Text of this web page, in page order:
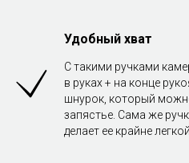
Удобный хват
С такими ручками
в руках + на конце
шнурок, который
запястье. Сама же
делает ее крайне